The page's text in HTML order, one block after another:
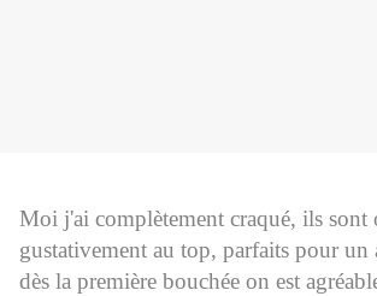
Moi j'ai complètement craqué, ils sont
gustativement au top, parfaits pour un
dès la première bouchée on est